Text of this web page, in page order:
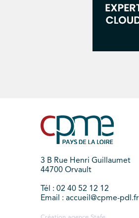
3 B Rue Henri Guillaumet
44700 Orvault
Tél : 02 40 52 12 12
Email : accueil@cpme-pdl.fr